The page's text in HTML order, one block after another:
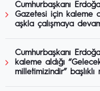
Cumhurbaşkanı
Gazetesi için kaleme
aşkla çalışmaya
Cumhurbaşkanı
kaleme aldığı
milletimizindir” başlıklı